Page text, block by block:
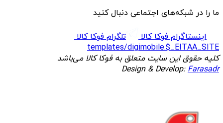
ما را در شبکه‌های اجتماعی دنبال کنید
اینستاگرام فوکا کالا
تلگرام فوکا کالا
templates/digimobile.$_EITAA_SITE
کلیه حقوق این سایت متعلق به فوکا کالا می‌باشد
Design & Develop:Farasadr